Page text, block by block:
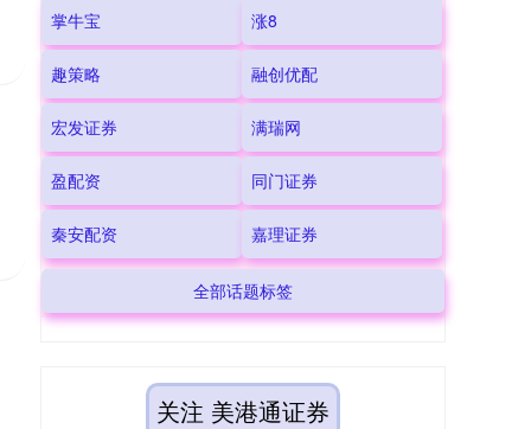
掌牛宝 涨8
趣策略 融创优配
宏发证券 满瑞网
盈配资 同门证券
秦安配资 嘉理证券
全部话题标签
关注 美港通证券